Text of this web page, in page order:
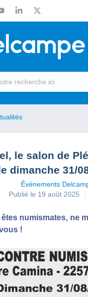
le salon de
dimanche 31/
Événements
Publié le 19 août 2025
numismates, ne
!